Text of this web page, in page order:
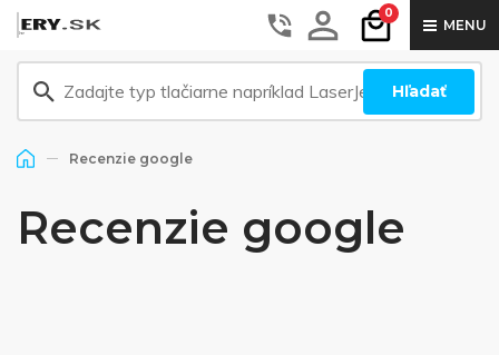
0
MENU
Hľadať
Recenzie google
Recenzie google